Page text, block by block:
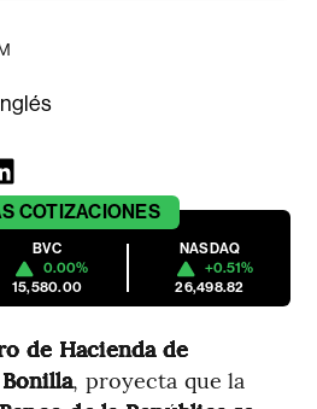
Inglés
COTIZACIONES
BVC
0.00%
15,580.00
NASDAQ
+0.51%
26,498.82
de Hacienda de
, proyecta que la